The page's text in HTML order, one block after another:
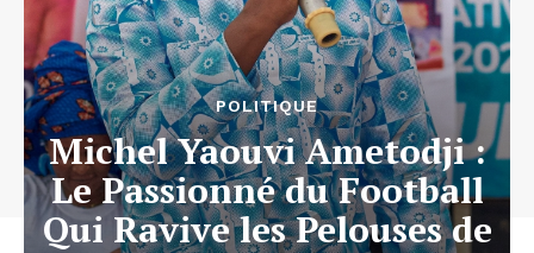
POLITIQUE
Michel Yaouvi Ametodji :
Le Passionné du Football
Qui Ravive les Pelouses de